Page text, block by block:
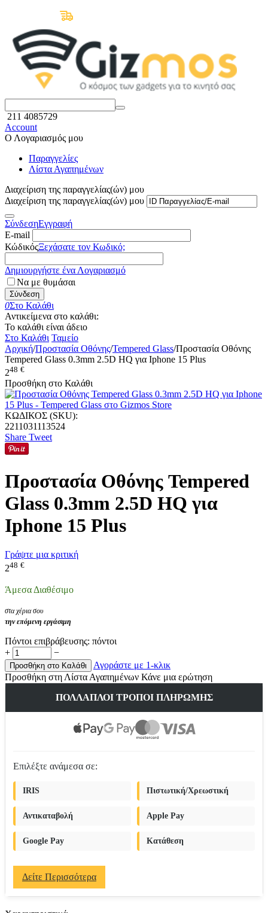
211 4085729
Account
Ο Λογαριασμός μου
Παραγγελίες
Λίστα Αγαπημένων
Διαχείριση της παραγγελίας(ών) μου
Διαχείριση της παραγγελίας(ών) μου
ΣύνδεσηΕγγραφή
E-mail
ΚώδικόςΞεχάσατε τον Κωδικό;
Δημιουργήστε ένα Λογαριασμό
Να με θυμάσαι
Σύνδεση
0Στο Καλάθι
Αντικείμενα στο καλάθι:
Το καλάθι είναι άδειο
Στο Καλάθι Ταμείο
Αρχική/Προστασία Οθόνης/Tempered Glass/Προστασία Οθόνης
Tempered Glass 0.3mm 2.5D HQ για Iphone 15 Plus
248 €
Προσθήκη στο Καλάθι
ΚΩΔΙΚΟΣ (SKU):
2211031113524
Share Tweet
Προστασία Οθόνης Tempered
Glass 0.3mm 2.5D HQ για
Iphone 15 Plus
Γράψτε μια κριτική
248 €
Άμεσα Διαθέσιμο
στα χέρια σου
την επόμενη εργάσιμη
Πόντοι επιβράβευσης: πόντοι
+
−
Προσθήκη στο Καλάθι
Αγοράστε με 1-κλικ
Προσθήκη στη Λίστα Αγαπημένων Κάνε μια ερώτηση
ΠΟΛΛΑΠΛΟΊ ΤΡΌΠΟΙ ΠΛΗΡΩΜΉΣ
Επιλέξτε ανάμεσα σε:
IRIS Πιστωτική/Χρεωστική
Αντικαταβολή Apple Pay
Google Pay Κατάθεση
Δείτε Περισσότερα